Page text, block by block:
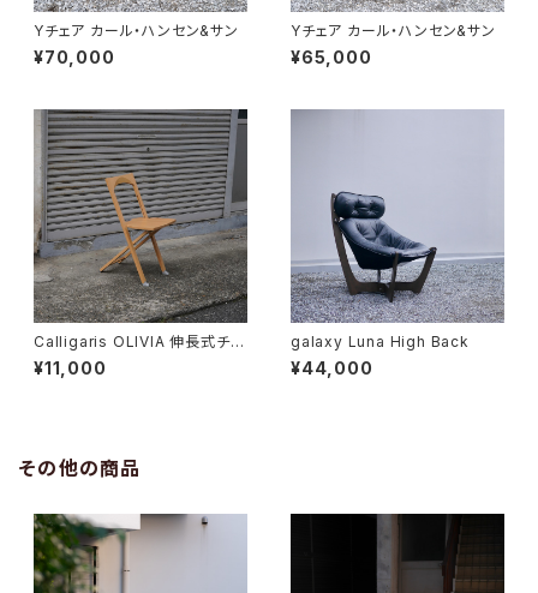
Yチェア カール・ハンセン&サン
¥70,000
Yチェア カール・ハンセン&サン
¥65,000
Calligaris OLIVIA 伸長式チェ
ア
¥11,000
galaxy Luna High Back
¥44,000
その他の商品